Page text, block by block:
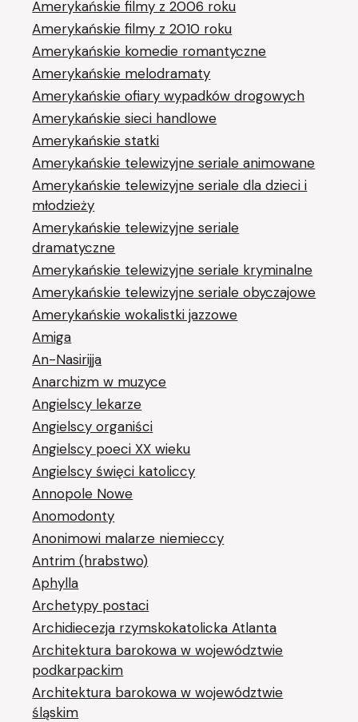
Amerykańskie filmy z 2006 roku
Amerykańskie filmy z 2010 roku
Amerykańskie komedie romantyczne
Amerykańskie melodramaty
Amerykańskie ofiary wypadków drogowych
Amerykańskie sieci handlowe
Amerykańskie statki
Amerykańskie telewizyjne seriale animowane
Amerykańskie telewizyjne seriale dla dzieci i
młodzieży
Amerykańskie telewizyjne seriale
dramatyczne
Amerykańskie telewizyjne seriale kryminalne
Amerykańskie telewizyjne seriale obyczajowe
Amerykańskie wokalistki jazzowe
Amiga
An-Nasirijja
Anarchizm w muzyce
Angielscy lekarze
Angielscy organiści
Angielscy poeci XX wieku
Angielscy święci katoliccy
Annopole Nowe
Anomodonty
Anonimowi malarze niemieccy
Antrim (hrabstwo)
Aphylla
Archetypy postaci
Archidiecezja rzymskokatolicka Atlanta
Architektura barokowa w województwie
podkarpackim
Architektura barokowa w województwie
śląskim